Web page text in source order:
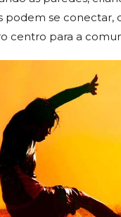
podem se
centro para a